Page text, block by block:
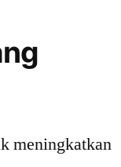
meningkatkan